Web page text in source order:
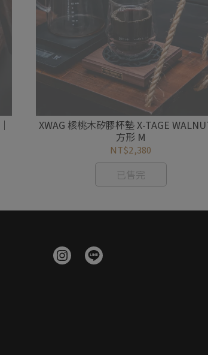
XWAG 核桃木矽膠杯墊 X-TAGE
方形 M
NT$2,380
已售完